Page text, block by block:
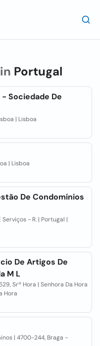
Portugal
Sociedade De
| Lisboa
| Lisboa
De Condomínios
- R. | Portugal |
De Artigos De
M L
Srª Hora | Senhora Da Hora
Hora
| 4700-244, Braga -